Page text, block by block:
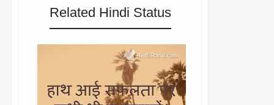
Related Hindi Status